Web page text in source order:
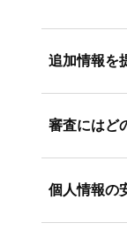
追加情報を
トの承認プ
け付けを開
審査にはど
をお知らせ
な場合には
個人情報の